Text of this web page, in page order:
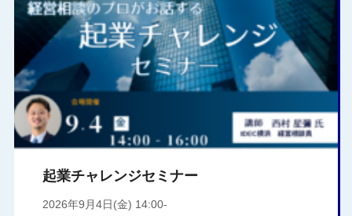
起業チャレンジセミナー
2026年9月4日(金) 14:00-